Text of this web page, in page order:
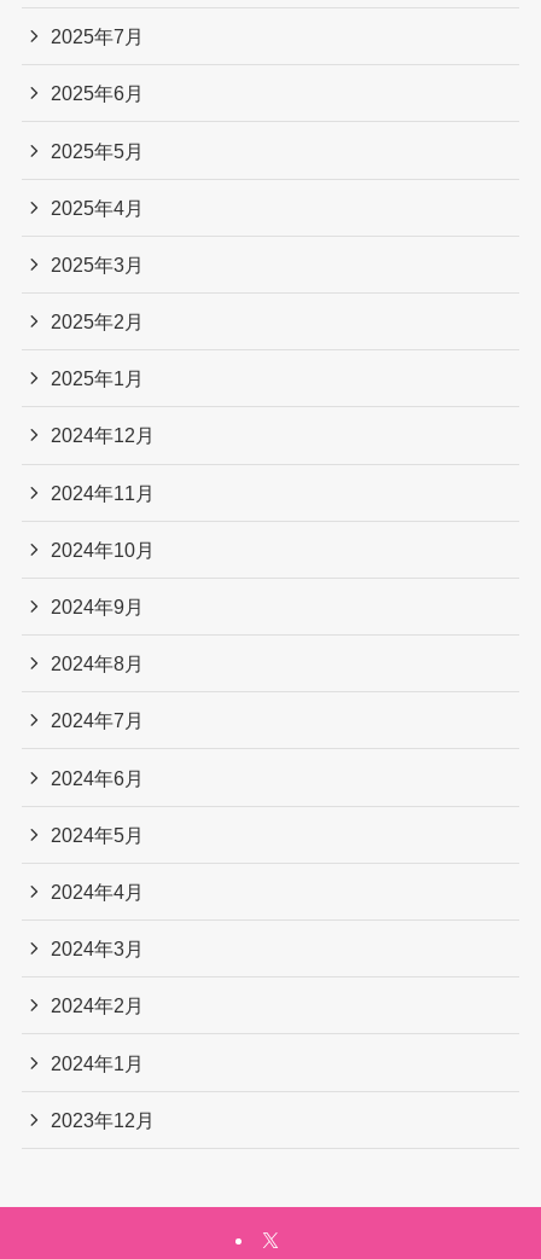
2025年7月
2025年6月
2025年5月
2025年4月
2025年3月
2025年2月
2025年1月
2024年12月
2024年11月
2024年10月
2024年9月
2024年8月
2024年7月
2024年6月
2024年5月
2024年4月
2024年3月
2024年2月
2024年1月
2023年12月